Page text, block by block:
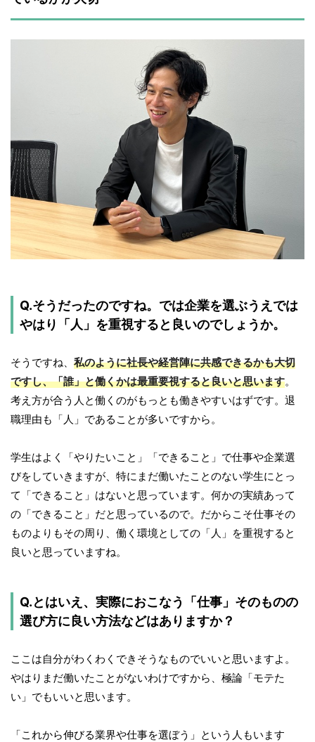
Q.そうだったのですね。では企業を選ぶうえでは
やはり「人」を重視すると良いのでしょうか。
そうですね、 私のように社長や経営陣に共感できるかも大切
ですし、「誰」と働くかは最重要視すると良いと思います。
考え方が合う人と働くのがもっとも働きやすいはずです。退
職理由も「人」であることが多いですから。
学生はよく「やりたいこと」「できること」で仕事や企業選
びをしていきますが、特にまだ働いたことのない学生にとっ
て「できること」はないと思っています。何かの実績あって
の「できること」だと思っているので。だからこそ仕事その
ものよりもその周り、働く環境としての「人」を重視すると
良いと思っていますね。
Q.とはいえ、実際におこなう「仕事」そのものの
選び方に良い方法などはありますか？
ここは自分がわくわくできそうなものでいいと思いますよ。
やはりまだ働いたことがないわけですから、極論「モテた
い」でもいいと思います。
「これから伸びる業界や仕事を選ぼう」という人もいます